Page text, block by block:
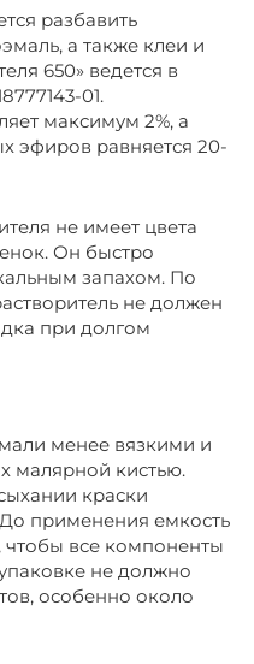
разбавить
а также клеи и
650» ведется в
01.
максимум 2%, а
эфиров равняется 20-
не имеет цвета
Он быстро
запахом. По
не должен
при долгом
менее вязкими и
малярной кистью.
краски
До применения емкость
чтобы все компоненты
не должно
особенно около